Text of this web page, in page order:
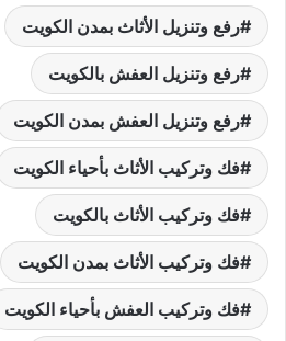
رفع وتنزيل الأثاث بمدن الكويت
رفع وتنزيل العفش بالكويت
رفع وتنزيل العفش بمدن الكويت
فك وتركيب الأثاث بأحياء الكويت
فك وتركيب الأثاث بالكويت
فك وتركيب الأثاث بمدن الكويت
فك وتركيب العفش بأحياء الكويت